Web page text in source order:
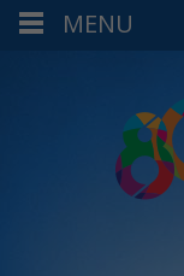
MENU